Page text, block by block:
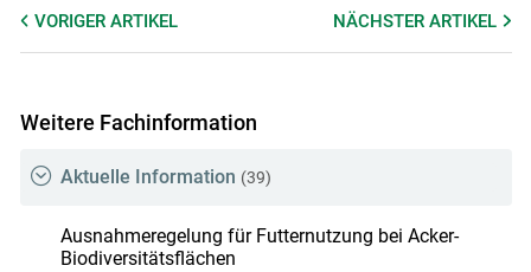
VORIGER ARTIKEL NÄCHSTERARTIKEL
Weitere Fachinformation
Aktuelle Information (39)
Ausnahmeregelung für Futternutzung bei Acker-
Biodiversitätsflächen